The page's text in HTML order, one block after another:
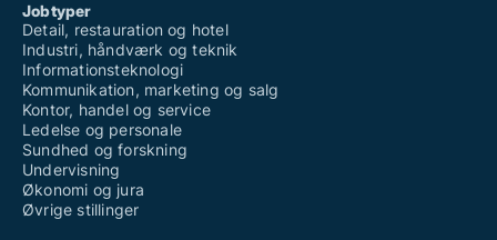
Jobtyper
Detail, restauration og hotel
Industri, håndværk og teknik
Informationsteknologi
Kommunikation, marketing og salg
Kontor, handel og service
Ledelse og personale
Sundhed og forskning
Undervisning
Økonomi og jura
Øvrige stillinger